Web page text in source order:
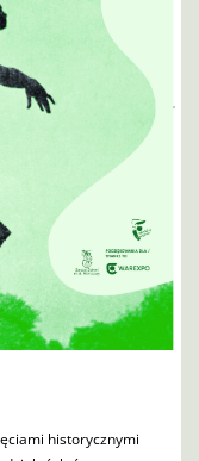
historycznymi